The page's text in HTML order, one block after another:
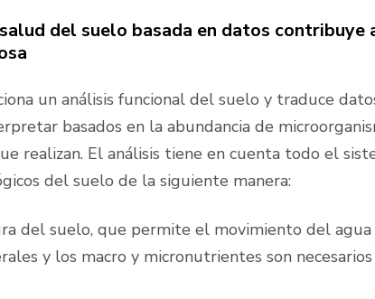
del suelo basada en datos contribuye
un análisis funcional del suelo y traduce
basados en la abundancia de
realizan. El análisis tiene en cuenta todo el
del suelo de la siguiente manera:
del suelo, que permite el movimiento del
y los macro y micronutrientes son